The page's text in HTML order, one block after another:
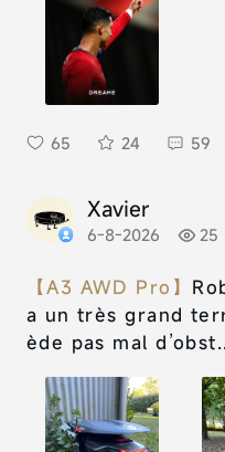
65 24 59
Xavier
6-8-2026 25
【A3 AWD Pro】
a un très grand
ède pas mal